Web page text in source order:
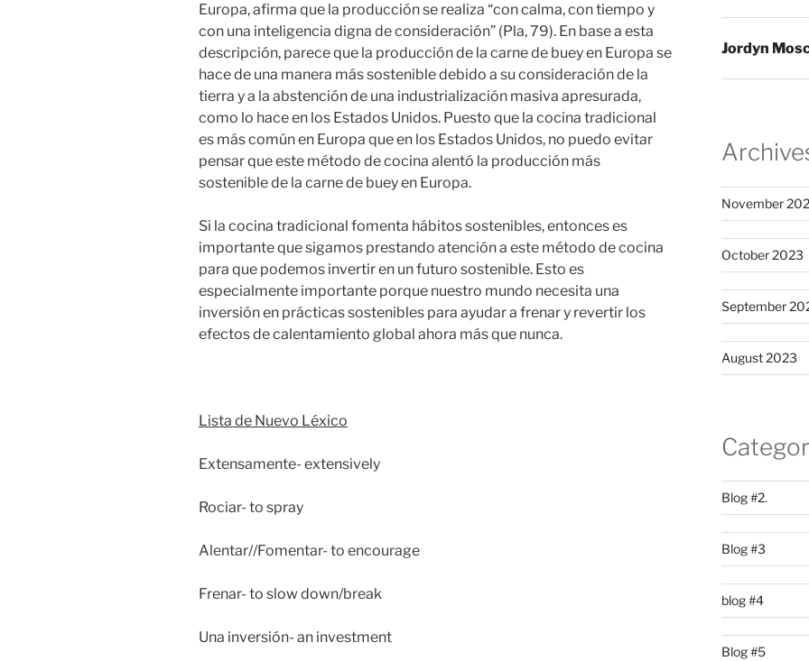
Europa, afirma que la producción se realiza “con calma, con tiempo y
con una inteligencia digna de consideración” (Pla, 79). En base a esta
descripción, parece que la producción de la carne de buey en Europa se
hace de una manera más sostenible debido a su consideración de la
tierra y a la abstención de una industrialización masiva apresurada,
como lo hace en los Estados Unidos. Puesto que la cocina tradicional
es más común en Europa que en los Estados Unidos, no puedo evitar
pensar que este método de cocina alentó la producción más
sostenible de la carne de buey en Europa.
Si la cocina tradicional fomenta hábitos sostenibles, entonces es
importante que sigamos prestando atención a este método de cocina
para que podemos invertir en un futuro sostenible. Esto es
especialmente importante porque nuestro mundo necesita una
inversión en prácticas sostenibles para ayudar a frenar y revertir los
efectos de calentamiento global ahora más que nunca.
Lista de Nuevo Léxico
Extensamente- extensively
Rociar- to spray
Alentar//Fomentar- to encourage
Frenar- to slow down/break
Una inversión- an investment
Jordyn
November
October 2023
September
August 2023
Blog #2.
Blog #3
blog #4
Blog #5